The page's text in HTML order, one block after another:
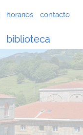
horarios contacto
biblioteca